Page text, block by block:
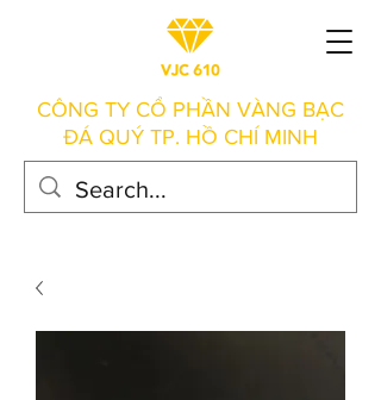
CÔNG TY CỔ PHẦN VÀNG BẠC
ĐÁ QUÝ TP. HỒ CHÍ MINH